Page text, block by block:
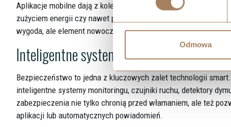
Odmowa
Aplikacje mobilne dają z kolei pełny wgląd w stan mieszkania
zużyciem energii czy nawet powiadomienia push w razie
wygoda, ale element nowoczesnego stylu życia – harmonijnie
Inteligentne systemy bezpieczeństwa i
Bezpieczeństwo to jedna z kluczowych zalet technologii
inteligentne systemy monitoringu, czujniki ruchu, detektory
zabezpieczenia nie tylko chronią przed włamaniem, ale też
aplikacji lub automatycznych powiadomień.